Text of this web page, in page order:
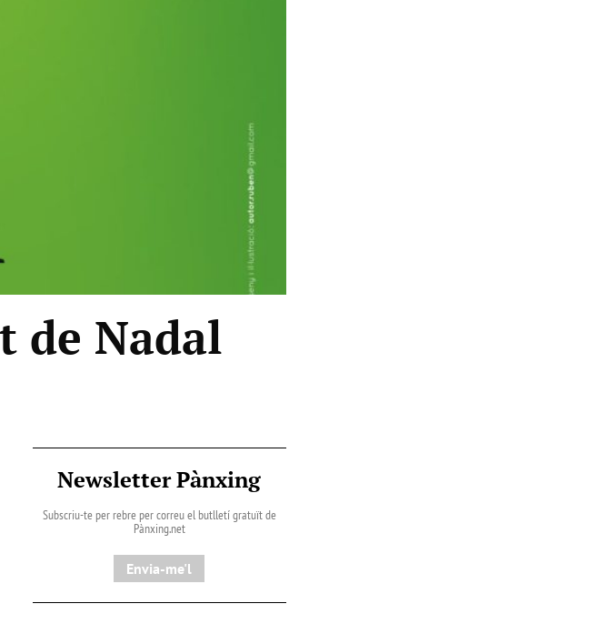
de Nadal
Newsletter Pànxing
Subscriu-te per rebre per correu el butlletí gratuït de
Pànxing.net​
Envia-me'l